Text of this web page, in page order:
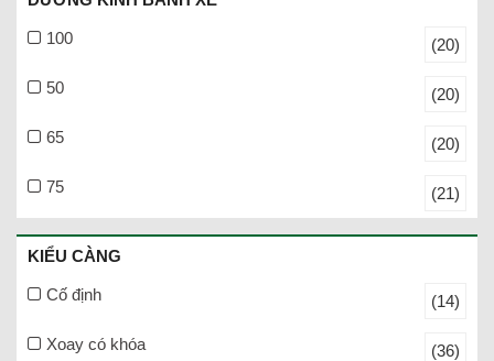
100 (20)
50 (20)
65 (20)
75 (21)
KIỂU CÀNG
Cố định (14)
Xoay có khóa (36)